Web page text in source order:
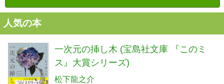
人気の本
一次元の挿し木 (宝島社文庫 『このミ
ス』大賞シリーズ)
松下龍之介